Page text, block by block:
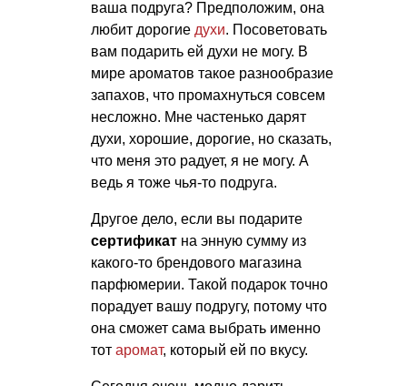
ваша подруга? Предположим, она
любит дорогие духи. Посоветовать
вам подарить ей духи не могу. В
мире ароматов такое разнообразие
запахов, что промахнуться совсем
несложно. Мне частенько дарят
духи, хорошие, дорогие, но сказать,
что меня это радует, я не могу. А
ведь я тоже чья-то подруга.
Другое дело, если вы подарите
сертификат на энную сумму из
какого-то брендового магазина
парфюмерии. Такой подарок точно
порадует вашу подругу, потому что
она сможет сама выбрать именно
тот аромат, который ей по вкусу.